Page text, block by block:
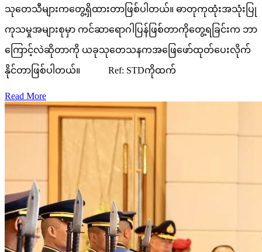
သုတေသီများကတွေ့ရှိထားတာဖြစ်ပါတယ်။ ဓာတုကုထုံးအသုံးပြု
ကုသမှုအများစုမှာ ကင်ဆာရောဂါပြန်ဖြစ်တာကိုတွေ့ရခြင်းက ဘာ
ကြောင့်လဲဆိုတာကို ယခုသုတေသနကအဖြေဖော်ထုတ်ပေးလိုက်
နိုင်တာဖြစ်ပါတယ်။ Ref: STDကိုထက်
Read More